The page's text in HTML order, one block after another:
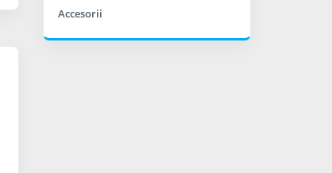
Accesorii